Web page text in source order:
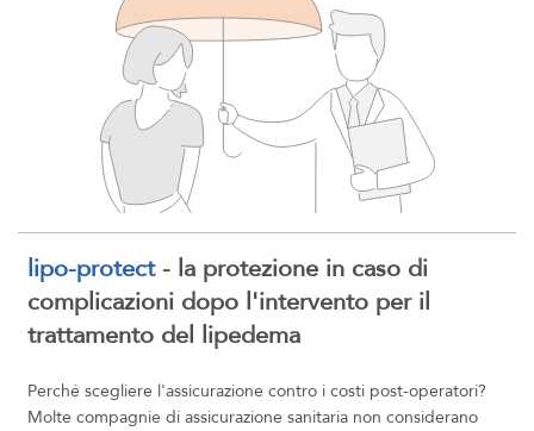
lipo-protect- la protezione in caso di
complicazioni dopo l'intervento per il
trattamento del lipedema
Perché scegliere l'assicurazione contro i costi post-operatori?
Molte compagnie di assicurazione sanitaria non considerano